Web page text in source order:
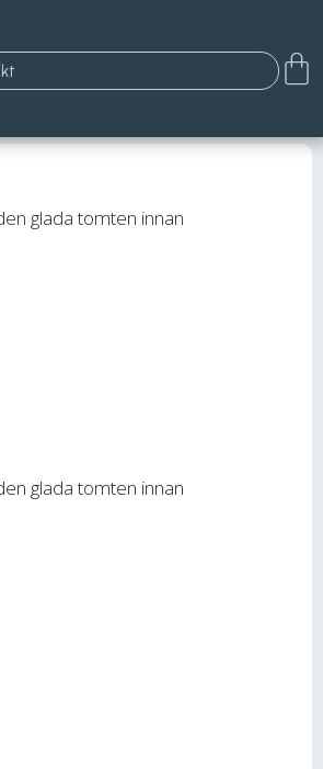
glada tomten innan
glada tomten innan